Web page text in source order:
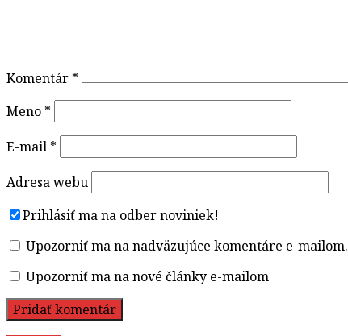
Komentár *
Meno *
E-mail *
Adresa webu
Prihlásiť ma na odber noviniek!
Upozorniť ma na nadväzujúce komentáre e-mailom.
Upozorniť ma na nové články e-mailom